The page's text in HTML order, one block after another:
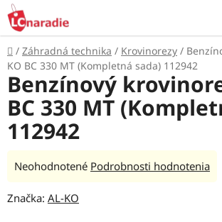
Prejsť
na
obsah
Domov
/ Záhradná technika / Krovinorezy /
KO BC 330 MT (Kompletná sada) 112942
Benzínový
BC 330 MT
112942
Priemerné
produktu
Neohodnotené Podrobnosti hodnotenia
Značka: AL-KO